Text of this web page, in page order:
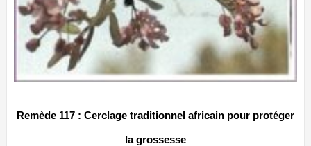
Remède 117 : Cerclage traditionnel africain pour protéger
la grossesse